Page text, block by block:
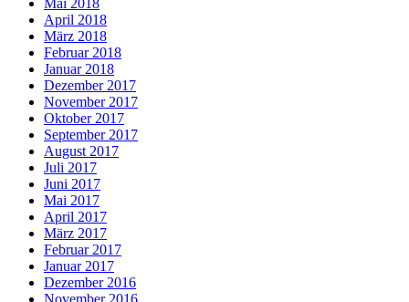
Mai 2018
April 2018
März 2018
Februar 2018
Januar 2018
Dezember 2017
November 2017
Oktober 2017
September 2017
August 2017
Juli 2017
Juni 2017
Mai 2017
April 2017
März 2017
Februar 2017
Januar 2017
Dezember 2016
November 2016